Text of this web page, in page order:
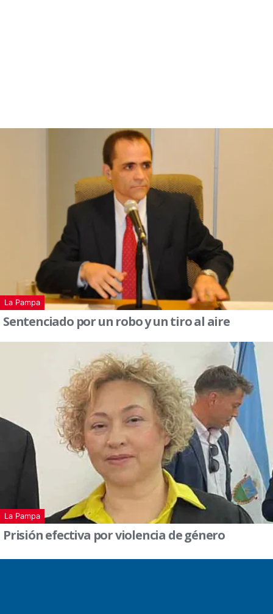
La Pampa
Sentenciado por un robo y un tiro al aire
La Pampa
Prisión efectiva por violencia de género